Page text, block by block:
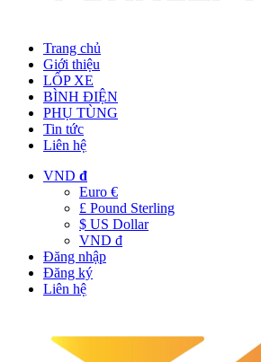
Trang chủ
Giới thiệu
LỐP XE
BÌNH ĐIỆN
PHỤ TÙNG
Tin tức
Liên hệ
VND đ
Euro €
£ Pound Sterling
$ US Dollar
VND đ
Đăng nhập
Đăng ký
Liên hệ